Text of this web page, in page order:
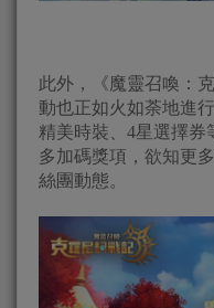
此外，《魔靈召喚：
動也正如火如荼地進
精美時裝、4星選擇券
多加碼獎項，欲知更
絲團動態。